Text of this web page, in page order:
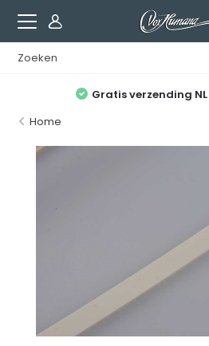
Gratis verzending NL
Home